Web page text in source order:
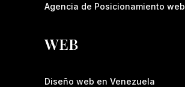
Agencia de Posicionamiento web
WEB
Diseño web en Venezuela